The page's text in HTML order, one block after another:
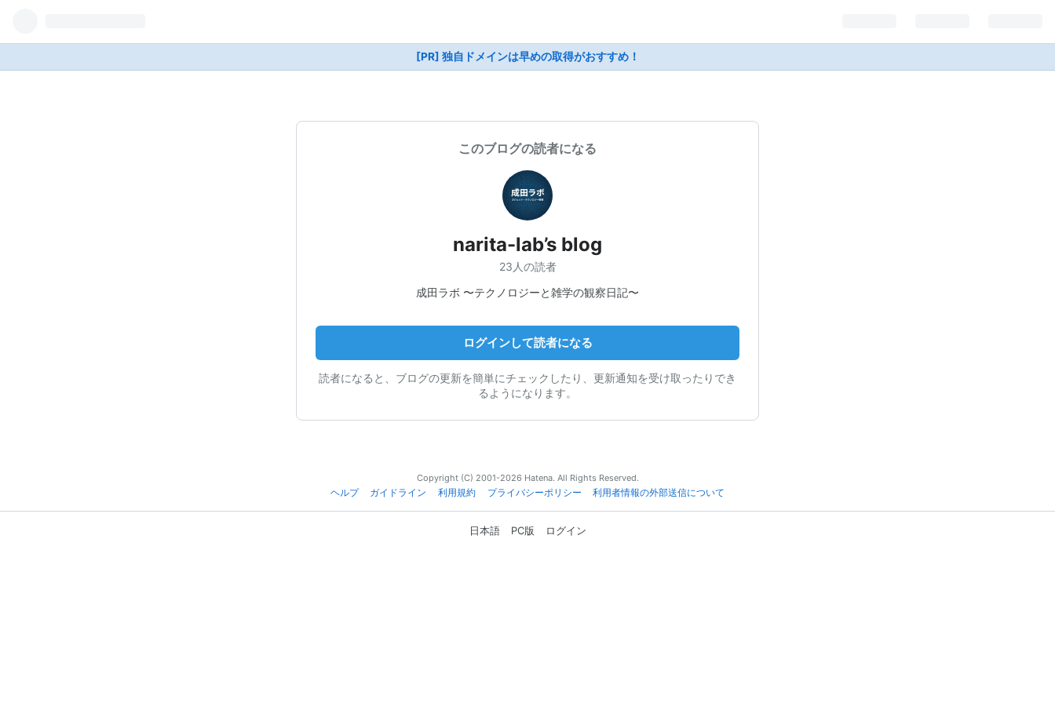
[PR] 独自ドメインは早めの取得がおすすめ！
このブログの読者になる
narita-lab’s blog
23人の読者
成田ラボ 〜テクノロジーと雑学の観察日記〜
ログインして読者になる
読者になると、ブログの更新を簡単にチェックしたり、更新通知を受け取ったりでき
るようになります。
Copyright (C) 2001-2026 Hatena. All Rights Reserved.
ヘルプ
ガイドライン 利用規約 プライバシーポリシー 利用者情報の外部送信について
日本語 PC版 ログイン